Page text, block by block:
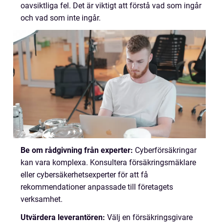
oavsiktliga fel. Det är viktigt att förstå vad som ingår
och vad som inte ingår.
Be om rådgivning från experter: Cyberförsäkringar
kan vara komplexa. Konsultera försäkringsmäklare
eller cybersäkerhetsexperter för att få
rekommendationer anpassade till företagets
verksamhet.
Utvärdera leverantören: Välj en försäkringsgivare